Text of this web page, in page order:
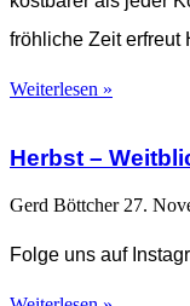
fröhliche Zeit erfreut
Weiterlesen »
Herbst –
Gerd Böttcher 27.
Folge uns auf